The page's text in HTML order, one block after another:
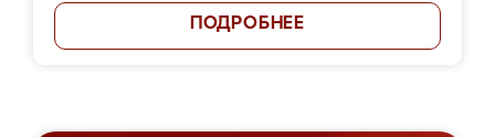
ПОДРОБНЕЕ